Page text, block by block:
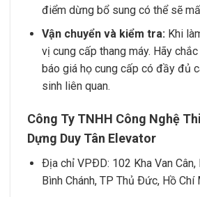
điểm dừng bổ sung có thể sẽ
Vận chuyển và kiểm tra:Khi
vị cung cấp thang máy. Hãy
báo giá họ cung cấp có đầy đủ
sinh liên quan.
Công Ty TNHH Công Nghệ
Dựng Duy Tân Elevator
Ðịa chỉ VPÐD: 102 Kha Van
Bình Chánh, TP Thủ Ðức, Hồ Chí